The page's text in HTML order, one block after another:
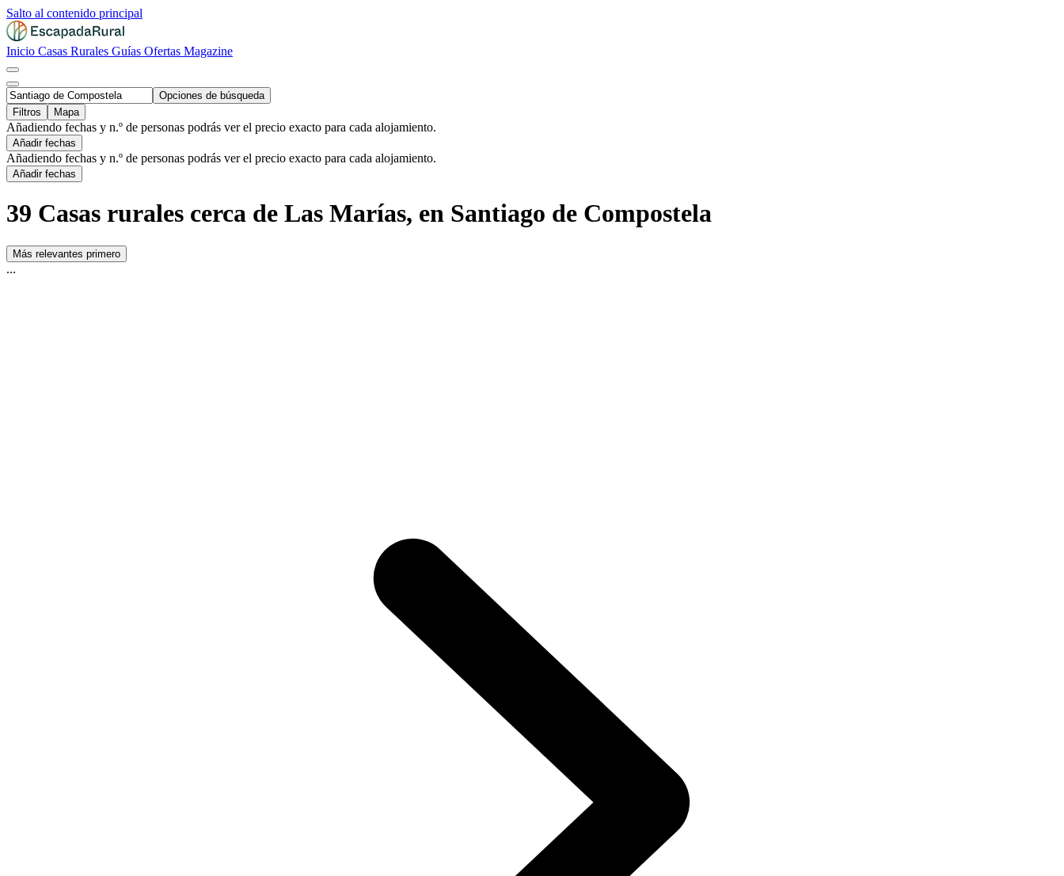
Salto al contenido principal
Inicio Casas Rurales Guías Ofertas Magazine
Opciones de búsqueda
Filtros
Mapa
Añadiendo fechas y n.º de personas podrás ver el precio exacto para cada alojamiento.
Añadir fechas
Añadiendo fechas y n.º de personas podrás ver el precio exacto para cada alojamiento.
Añadir fechas
39 Casas rurales cerca de Las Marías, en Santiago de Compostela
Más relevantes primero
...